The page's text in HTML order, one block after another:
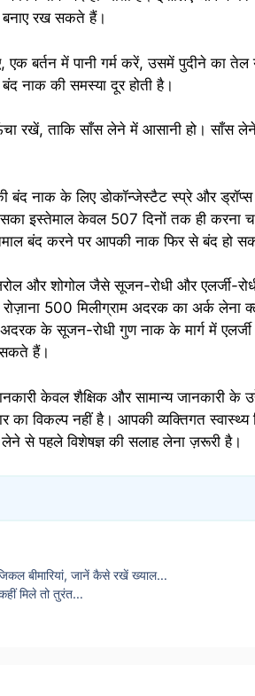
बनाए रख सकते हैं।
एक बर्तन में पानी गर्म करें, उसमें पुदीने का
नाक की समस्या दूर होती है।
रखें, ताकि साँस लेने में आसानी हो। साँस
बंद नाक के लिए डोकॉन्जेस्टैट स्प्रे और
इस्तेमाल केवल 507 दिनों तक ही करना
बंद करने पर आपकी नाक फिर से बंद हो
और शोगोल जैसे सूजन-रोधी और एलर्जी-
500 मिलीग्राम अदरक का अर्क लेना
अदरक के सूजन-रोधी गुण नाक के मार्ग में
हैं।
केवल शैक्षिक और सामान्य जानकारी के
का विकल्प नहीं है। आपकी व्यक्तिगत
से पहले विशेषज्ञ की सलाह लेना ज़रूरी है।
बीमारियां, जानें कैसे रखें ख्याल…
मिले तो तुरंत…